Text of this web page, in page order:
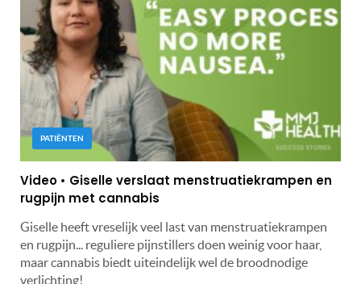
PATIËNTEN
Video • Giselle verslaat menstruatiekrampen en
rugpijn met cannabis
Giselle heeft vreselijk veel last van menstruatiekrampen
en rugpijn... reguliere pijnstillers doen weinig voor haar,
maar cannabis biedt uiteindelijk wel de broodnodige
verlichting!